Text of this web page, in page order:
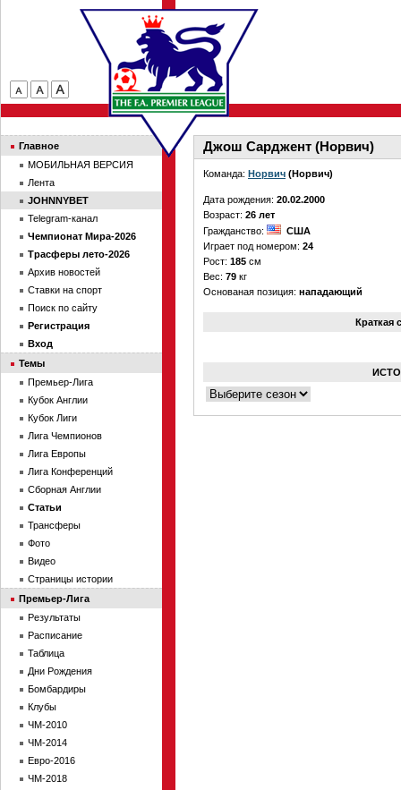
Джош Сарджент (Норвич)
Команда: Норвич (Норвич)
Дата рождения: 20.02.2000
Возраст: 26 лет
Гражданство:
США
Играет под номером: 24
Рост: 185 см
Вес: 79 кг
Основаная позиция: нападающий
Краткая
Главное
МОБИЛЬНАЯ ВЕРСИЯ
Лента
JOHNNYBET
Telegram-канал
Чемпионат Мира-2026
Трасферы лето-2026
Архив новостей
Ставки на спорт
Поиск по сайту
Регистрация
Вход
Темы
Премьер-Лига
Кубок Англии
Кубок Лиги
Лига Чемпионов
Лига Европы
Лига Конференций
Сборная Англии
Статьи
Трансферы
Фото
Видео
Страницы истории
Премьер-Лига
Результаты
Расписание
Таблица
Дни Рождения
Бомбардиры
Клубы
ЧМ-2010
ЧМ-2014
Евро-2016
ЧМ-2018